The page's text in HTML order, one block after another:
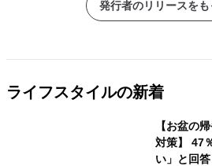
発行者のリリースをも
ライフスタイルの新着
【お盆の
対策】 47
い」と回